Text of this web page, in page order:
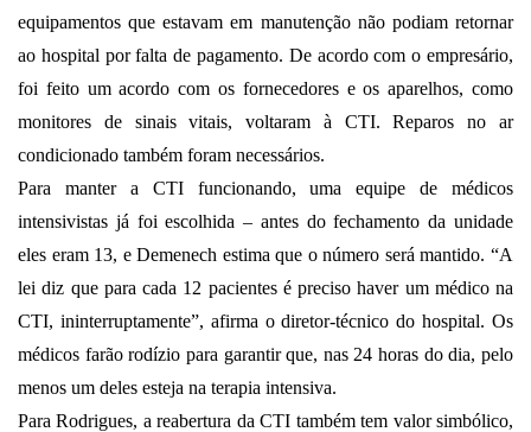
equipamentos que estavam em manutenção não podiam retornar
ao hospital por falta de pagamento. De acordo com o empresário,
foi feito um acordo com os fornecedores e os aparelhos, como
monitores de sinais vitais, voltaram à CTI. Reparos no ar
condicionado também foram necessários.
Para manter a CTI funcionando, uma equipe de médicos
intensivistas já foi escolhida – antes do fechamento da unidade
eles eram 13, e Demenech estima que o número será mantido. “A
lei diz que para cada 12 pacientes é preciso haver um médico na
CTI, ininterruptamente”, afirma o diretor-técnico do hospital. Os
médicos farão rodízio para garantir que, nas 24 horas do dia, pelo
menos um deles esteja na terapia intensiva.
Para Rodrigues, a reabertura da CTI também tem valor simbólico,